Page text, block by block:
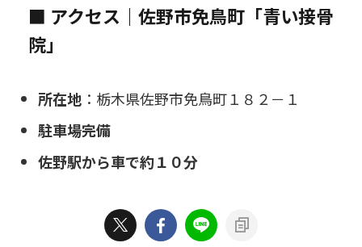
■ アクセス｜佐野市免鳥町「青い接骨
院」
所在地 ：栃木県佐野市免鳥町１８２－１
駐車場完備
佐野駅から車で約１０分